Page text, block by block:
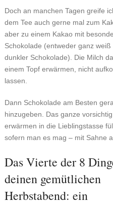
Doch an manchen Tagen greife
dem Tee auch gerne mal zum
aber zu einem Kakao mit
Schokolade (entweder ganz weiß
dunkler Schokolade). Die Milch
einem Topf erwärmen, nicht
lassen.
Dann Schokolade am Besten
hinzugeben. Das ganze
erwärmen in die Lieblingstasse
sofern man es mag – mit Sahne
Das Vierte der 8
deinen gemütlichen
Herbstabend: ein